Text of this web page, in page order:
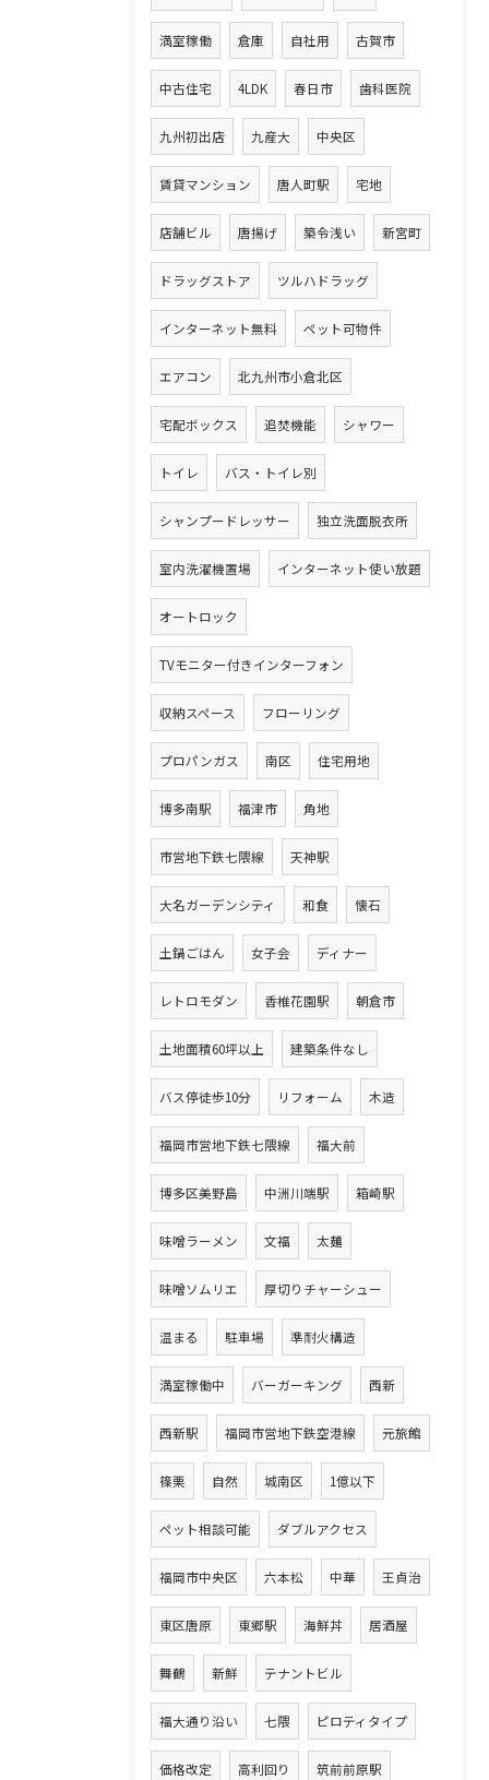
満室稼働 倉庫 自社用 古賀市
中古住宅 4LDK 春日市 歯科医院
九州初出店 九産大 中央区
賃貸マンション 唐人町駅 宅地
店舗ビル 唐揚げ 築令浅い 新宮町
ドラッグストア ツルハドラッグ
インターネット無料 ペット可物件
エアコン 北九州市小倉北区
宅配ボックス 追焚機能 シャワー
トイレ バス・トイレ別
シャンプードレッサー 独立洗面脱衣所
室内洗濯機置場 インターネット使い放題
オートロック
TVモニター付きインターフォン
収納スペース フローリング
プロパンガス 南区 住宅用地
博多南駅 福津市 角地
市営地下鉄七隈線 天神駅
大名ガーデンシティ 和食 懐石
土鍋ごはん 女子会 ディナー
レトロモダン 香椎花園駅 朝倉市
土地面積60坪以上 建築条件なし
バス停徒歩10分 リフォーム 木造
福岡市営地下鉄七隈線 福大前
博多区美野島 中洲川端駅 箱崎駅
味噌ラーメン 文福 太麺
味噌ソムリエ 厚切りチャーシュー
温まる 駐車場 準耐火構造
満室稼働中 バーガーキング 西新
西新駅 福岡市営地下鉄空港線 元旅館
篠栗 自然 城南区 1億以下
ペット相談可能 ダブルアクセス
福岡市中央区 六本松 中華 王貞治
東区唐原 東郷駅 海鮮丼 居酒屋
舞鶴 新鮮 テナントビル
福大通り沿い 七隈 ピロティタイプ
価格改定 高利回り 筑前前原駅